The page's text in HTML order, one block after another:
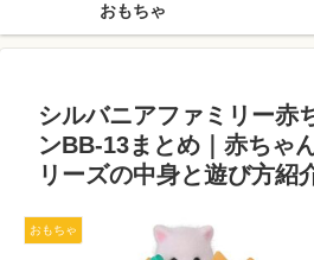
おもちゃ
シルバニアファミリー赤
ンBB-13まとめ｜赤ちゃ
リーズの中身と遊び方紹
おもちゃ